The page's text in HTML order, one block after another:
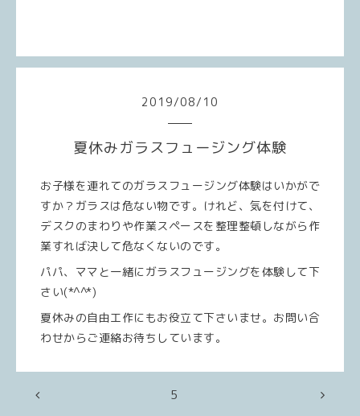
2019/08/ 10
夏休みガラスフュージング体験
お子様を連れてのガラスフュージング体験はいかがで
すか？ガラスは危ない物です。けれど、気を付けて、
デスクのまわりや作業スペースを整理整頓しながら作
業すれば決して危なくないのです。
パパ、ママと一緒にガラスフュージングを体験して下
さい(*^^*)
夏休みの自由工作にもお役立て下さいませ。お問い合
わせからご連絡お待ちしています。
5